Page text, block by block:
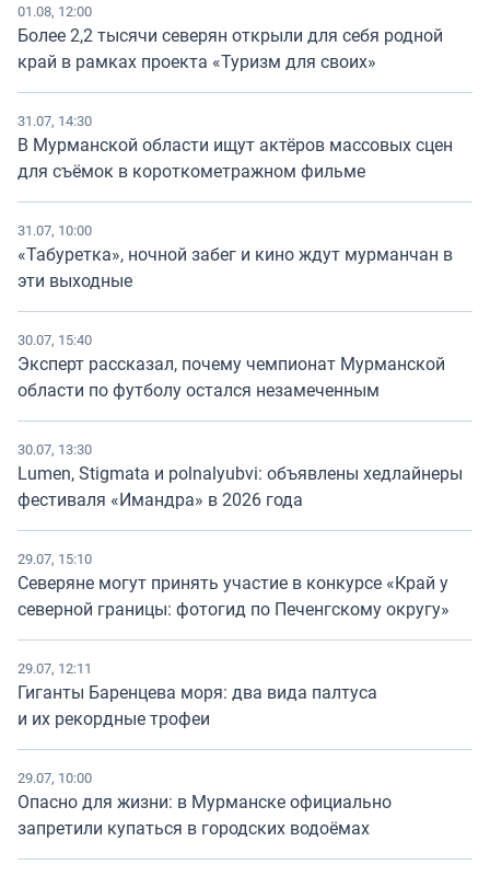
01.08, 12:00
Более 2,2 тысячи северян открыли для себя родной
край в рамках проекта «Туризм для своих»
31.07, 14:30
В Мурманской области ищут актёров массовых сцен
для съёмок в короткометражном фильме
31.07, 10:00
«Табуретка», ночной забег и кино ждут мурманчан в
эти выходные
30.07, 15:40
Эксперт рассказал, почему чемпионат Мурманской
области по футболу остался незамеченным
30.07, 13:30
Lumen, Stigmata и polnalyubvi: объявлены хедлайнеры
фестиваля «Имандра» в 2026 года
29.07, 15:10
Северяне могут принять участие в конкурсе «Край у
северной границы: фотогид по Печенгскому округу»
29.07, 12:11
Гиганты Баренцева моря: два вида палтуса
и их рекордные трофеи
29.07, 10:00
Опасно для жизни: в Мурманске официально
запретили купаться в городских водоёмах